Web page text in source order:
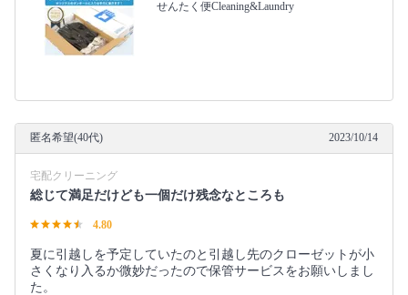
せんたく便Cleaning&Laundry
匿名希望(40代) 2023/10/14
宅配クリーニング
総じて満足だけども一個だけ残念なところも
4.80
夏に引越しを予定していたのと引越し先のクローゼットが小
さくなり入るか微妙だったので保管サービスをお願いしまし
た。